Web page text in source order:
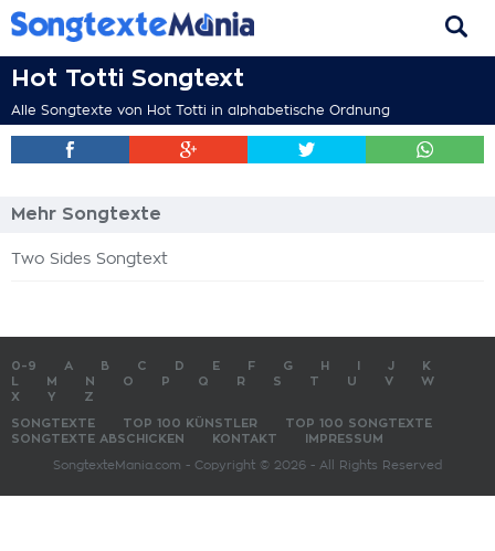
Hot Totti Songtext
Alle Songtexte von Hot Totti in alphabetische Ordnung
Mehr Songtexte
Two Sides Songtext
0-9 A B C D E F G H J
K
M N O P Q R S T U V
W
X
Y Z
SONGTEXTE TOP 100 KÜNSTLER
TOP 100 SONGTEXTE
SONGTEXTE ABSCHICKEN
KONTAKT IMPRESSUM
SongtexteMania.com - Copyright © 2026 - All Rights Reserved